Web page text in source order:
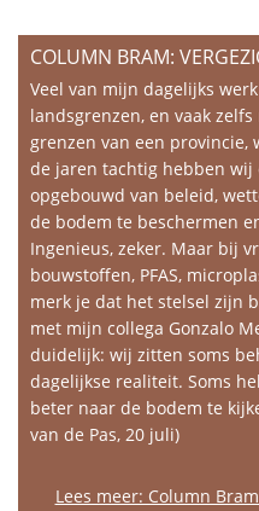
COLUMN BRAM:
Veel van mijn dagelijks
landsgrenzen, en vaak
grenzen van een provincie,
de jaren tachtig hebben wij
opgebouwd van beleid,
de bodem te beschermen
Ingenieus, zeker. Maar bij
bouwstoffen, PFAS,
merk je dat het stelsel zijn
met mijn collega Gonzalo
duidelijk: wij zitten soms
dagelijkse realiteit. Soms
beter naar de bodem te
van de Pas, 20 juli)
Lees meer: Column